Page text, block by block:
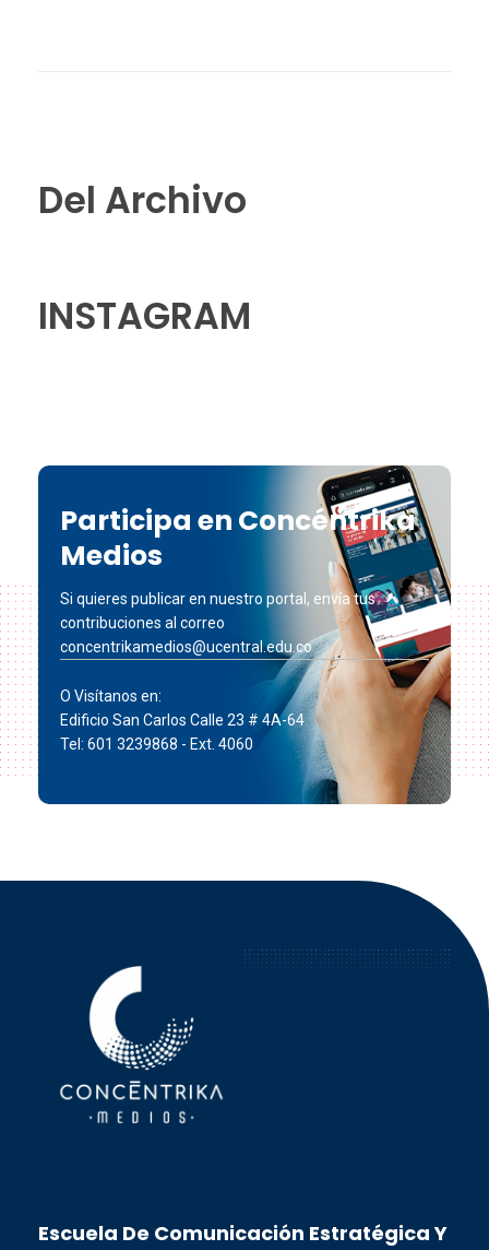
Del Archivo
INSTAGRAM
Participa en Concéntrika
Medios
Si quieres publicar en nuestro portal, envía tus
contribuciones al correo
concentrikamedios@ucentral.edu.co
O Visítanos en:
Edificio San Carlos Calle 23 # 4A-64
Tel: 601 3239868 - Ext. 4060
Escuela De Comunicación Estratégica Y